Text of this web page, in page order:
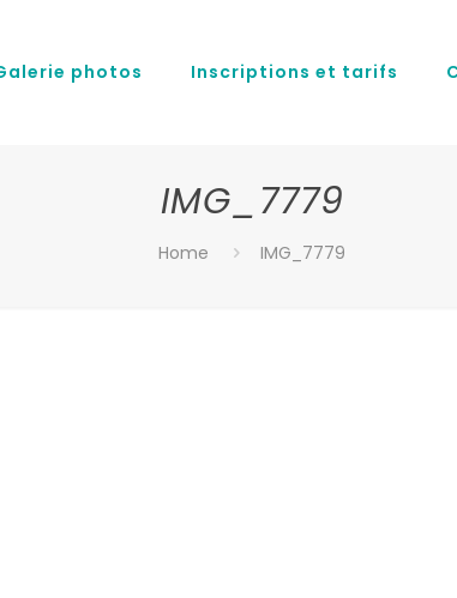
photos Inscriptions et tarifs
IMG_7779
Home IMG_7779